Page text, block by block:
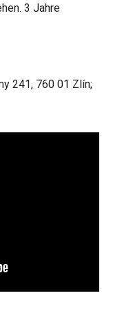
3 Jahre
241, 760 01 Zlín;